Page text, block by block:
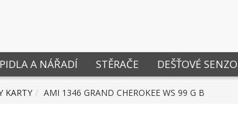
A NÁŘADÍ STĚRAČE DEŠŤOVÉ
KARTY AMI 1346 GRAND CHEROKEE WS 99 G B